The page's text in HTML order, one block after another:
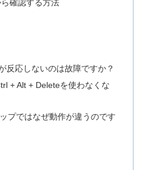
確認する方法
反応しないのは故障ですか？
+ Alt + Deleteを使わなくな
プではなぜ動作が違うのです